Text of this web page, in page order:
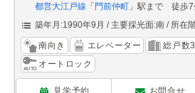
都営大江戸線 「門前仲町 」駅まで 徒歩7
築年月:1990年9月
主要採光面:南 所在
南向き エレベーター
総戸数
オートロック
見学予約 お問合せ